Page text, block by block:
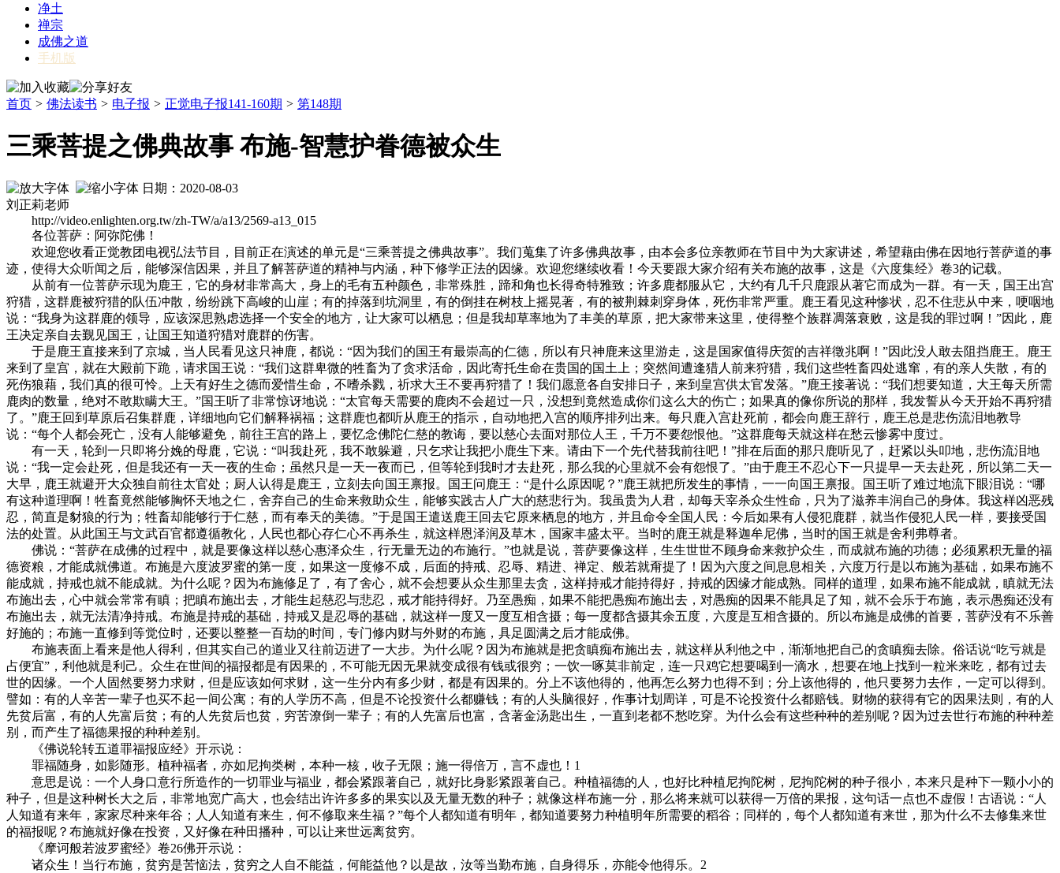
净土
禅宗
成佛之道
手机版
首页 > 佛法读书 > 电子报 > 正觉电子报141-160期 > 第148期
三乘菩提之佛典故事 布施-智慧护眷德被众生
日期：2020-08-03
刘正莉老师
http://video.enlighten.org.tw/zh-TW/a/a13/2569-a13_015
各位菩萨：阿弥陀佛！
欢迎您收看正觉教团电视弘法节目，目前正在演述的单元是“三乘菩提之佛典故事”。我们蒐集了许多佛典故事，由本会多位亲教师在节目中为大家讲述，希望藉由佛在因地行菩萨道的事
迹，使得大众听闻之后，能够深信因果，并且了解菩萨道的精神与内涵，种下修学正法的因缘。欢迎您继续收看！今天要跟大家介绍有关布施的故事，这是《六度集经》卷3的记载。
从前有一位菩萨示现为鹿王，它的身材非常高大，身上的毛有五种颜色，非常殊胜，蹄和角也长得奇特雅致；许多鹿都服从它，大约有几千只鹿跟从著它而成为一群。有一天，国王出宫
狩猎，这群鹿被狩猎的队伍冲散，纷纷跳下高峻的山崖；有的掉落到坑洞里，有的倒挂在树枝上摇晃著，有的被荆棘刺穿身体，死伤非常严重。鹿王看见这种惨状，忍不住悲从中来，哽咽地
说：“我身为这群鹿的领导，应该深思熟虑选择一个安全的地方，让大家可以栖息；但是我却草率地为了丰美的草原，把大家带来这里，使得整个族群凋落衰败，这是我的罪过啊！”因此，鹿
王决定亲自去觐见国王，让国王知道狩猎对鹿群的伤害。
于是鹿王直接来到了京城，当人民看见这只神鹿，都说：“因为我们的国王有最崇高的仁德，所以有只神鹿来这里游走，这是国家值得庆贺的吉祥徵兆啊！”因此没人敢去阻挡鹿王。鹿王
来到了皇宫，就在大殿前下跪，请求国王说：“我们这群卑微的牲畜为了贪求活命，因此寄托生命在贵国的国土上；突然间遭逢猎人前来狩猎，我们这些牲畜四处逃窜，有的亲人失散，有的
死伤狼藉，我们真的很可怜。上天有好生之德而爱惜生命，不嗜杀戮，祈求大王不要再狩猎了！我们愿意各自安排日子，来到皇宫供太官发落。”鹿王接著说：“我们想要知道，大王每天所需
鹿肉的数量，绝对不敢欺瞒大王。”国王听了非常惊讶地说：“太官每天需要的鹿肉不会超过一只，没想到竟然造成你们这么大的伤亡；如果真的像你所说的那样，我发誓从今天开始不再狩猎
了。”鹿王回到草原后召集群鹿，详细地向它们解释祸福；这群鹿也都听从鹿王的指示，自动地把入宫的顺序排列出来。每只鹿入宫赴死前，都会向鹿王辞行，鹿王总是悲伤流泪地教导
说：“每个人都会死亡，没有人能够避免，前往王宫的路上，要忆念佛陀仁慈的教诲，要以慈心去面对那位人王，千万不要怨恨他。”这群鹿每天就这样在愁云惨雾中度过。
有一天，轮到一只即将分娩的母鹿，它说：“叫我赴死，我不敢躲避，只乞求让我把小鹿生下来。请由下一个先代替我前往吧！”排在后面的那只鹿听见了，赶紧以头叩地，悲伤流泪地
说：“我一定会赴死，但是我还有一天一夜的生命；虽然只是一天一夜而已，但等轮到我时才去赴死，那么我的心里就不会有怨恨了。”由于鹿王不忍心下一只提早一天去赴死，所以第二天一
大早，鹿王就避开大众独自前往太官处；厨人认得是鹿王，立刻去向国王禀报。国王问鹿王：“是什么原因呢？”鹿王就把所发生的事情，一一向国王禀报。国王听了难过地流下眼泪说：“哪
有这种道理啊！牲畜竟然能够胸怀天地之仁，舍弃自己的生命来救助众生，能够实践古人广大的慈悲行为。我虽贵为人君，却每天宰杀众生性命，只为了滋养丰润自己的身体。我这样凶恶残
忍，简直是豺狼的行为；牲畜却能够行于仁慈，而有奉天的美德。”于是国王遣送鹿王回去它原来栖息的地方，并且命令全国人民：今后如果有人侵犯鹿群，就当作侵犯人民一样，要接受国
法的处置。从此国王与文武百官都遵循教化，人民也都心存仁心不再杀生，就这样恩泽润及草木，国家丰盛太平。当时的鹿王就是释迦牟尼佛，当时的国王就是舍利弗尊者。
佛说：“菩萨在成佛的过程中，就是要像这样以慈心惠泽众生，行无量无边的布施行。”也就是说，菩萨要像这样，生生世世不顾身命来救护众生，而成就布施的功德；必须累积无量的福
德资粮，才能成就佛道。布施是六度波罗蜜的第一度，如果这一度修不成，后面的持戒、忍辱、精进、禅定、般若就甭提了！因为六度之间息息相关，六度万行是以布施为基础，如果布施不
能成就，持戒也就不能成就。为什么呢？因为布施修足了，有了舍心，就不会想要从众生那里去贪，这样持戒才能持得好，持戒的因缘才能成熟。同样的道理，如果布施不能成就，瞋就无法
布施出去，心中就会常常有瞋；把瞋布施出去，才能生起慈忍与悲忍，戒才能持得好。乃至愚痴，如果不能把愚痴布施出去，对愚痴的因果不能具足了知，就不会乐于布施，表示愚痴还没有
布施出去，就无法清净持戒。布施是持戒的基础，持戒又是忍辱的基础，就这样一度又一度互相含摄；每一度都含摄其余五度，六度是互相含摄的。所以布施是成佛的首要，菩萨没有不乐善
好施的；布施一直修到等觉位时，还要以整整一百劫的时间，专门修内财与外财的布施，具足圆满之后才能成佛。
布施表面上看来是他人得利，但其实自己的道业又往前迈进了一大步。为什么呢？因为布施就是把贪瞋痴布施出去，就这样从利他之中，渐渐地把自己的贪瞋痴去除。俗话说“吃亏就是
占便宜”，利他就是利己。众生在世间的福报都是有因果的，不可能无因无果就变成很有钱或很穷；一饮一啄莫非前定，连一只鸡它想要喝到一滴水，想要在地上找到一粒米来吃，都有过去
世的因缘。一个人固然要努力求财，但是应该如何求财，这一生分内有多少财，都是有因果的。分上不该他得的，他再怎么努力也得不到；分上该他得的，他只要努力去作，一定可以得到。
譬如：有的人辛苦一辈子也买不起一间公寓；有的人学历不高，但是不论投资什么都赚钱；有的人头脑很好，作事计划周详，可是不论投资什么都赔钱。财物的获得有它的因果法则，有的人
先贫后富，有的人先富后贫；有的人先贫后也贫，穷苦潦倒一辈子；有的人先富后也富，含著金汤匙出生，一直到老都不愁吃穿。为什么会有这些种种的差别呢？因为过去世行布施的种种差
别，而产生了福德果报的种种差别。
《佛说轮转五道罪福报应经》开示说：
罪福随身，如影随形。植种福者，亦如尼拘类树，本种一核，收子无限；施一得倍万，言不虚也！1
意思是说：一个人身口意行所造作的一切罪业与福业，都会紧跟著自己，就好比身影紧跟著自己。种植福德的人，也好比种植尼拘陀树，尼拘陀树的种子很小，本来只是种下一颗小小的
种子，但是这种树长大之后，非常地宽广高大，也会结出许许多多的果实以及无量无数的种子；就像这样布施一分，那么将来就可以获得一万倍的果报，这句话一点也不虚假！古语说：“人
人知道有来年，家家尽种来年谷；人人知道有来生，何不修取来生福？”每个人都知道有明年，都知道要努力种植明年所需要的稻谷；同样的，每个人都知道有来世，那为什么不去修集来世
的福报呢？布施就好像在投资，又好像在种田播种，可以让来世远离贫穷。
《摩诃般若波罗蜜经》卷26佛开示说：
诸众生！当行布施，贫穷是苦恼法，贫穷之人自不能益，何能益他？以是故，汝等当勤布施，自身得乐，亦能令他得乐。2